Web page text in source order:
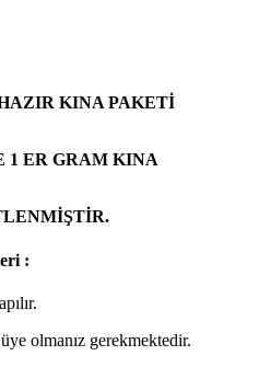
KINA PAKETİ
1 ER GRAM KINA
:
olmanız gerekmektedir.